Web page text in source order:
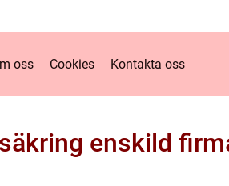
oss Cookies Kontakta oss
enskild